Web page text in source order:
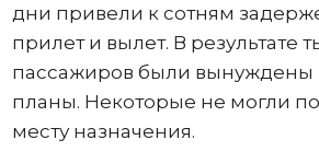
дни привели к сотням
прилет и вылет. В результате
пассажиров были вынуждены
планы. Некоторые не могли
месту назначения.